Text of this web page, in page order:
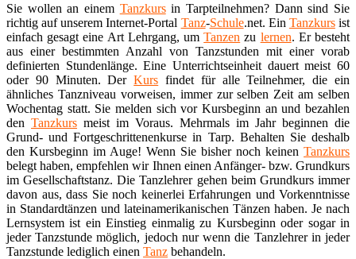
Sie wollen an einem Tanzkursin Tarpteilnehmen? Dann sind Sie
richtig auf unserem Internet-Portal Tanz-Schule.net. Ein Tanzkursist
einfach gesagt eine Art Lehrgang, umTanzen zu lernen. Er besteht
aus einer bestimmten Anzahl von Tanzstunden mit einer vorab
definierten Stundenlänge. Eine Unterrichtseinheit dauert meist 60
oder 90 Minuten. DerKurs findet für alle Teilnehmer, die ein
ähnliches Tanzniveau vorweisen, immer zur selben Zeit am selben
Wochentag statt. Sie melden sich vor Kursbeginn an und bezahlen
den Tanzkurs meist im Voraus. Mehrmals im Jahr beginnen die
Grund- und Fortgeschrittenenkurse in Tarp. Behalten Sie deshalb
den Kursbeginn im Auge! Wenn Sie bisher noch keinen Tanzkurs
belegt haben, empfehlen wir Ihnen einen Anfänger- bzw. Grundkurs
im Gesellschaftstanz. Die Tanzlehrer gehen beim Grundkurs immer
davon aus, dass Sie noch keinerlei Erfahrungen und Vorkenntnisse
in Standardtänzen und lateinamerikanischen Tänzen haben. Je nach
Lernsystem ist ein Einstieg einmalig zu Kursbeginn oder sogar in
jeder Tanzstunde möglich, jedoch nur wenn die Tanzlehrer in jeder
Tanzstunde lediglich einen Tanz behandeln.